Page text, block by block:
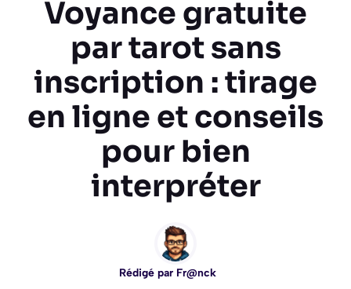
Voyance gratuite
par tarot sans
inscription : tirage
en ligne et conseils
pour bien
interpréter
Rédigé par Fr@nck